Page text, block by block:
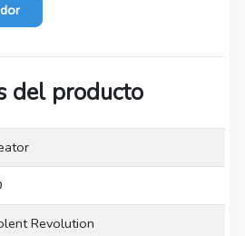
del producto
Revolution